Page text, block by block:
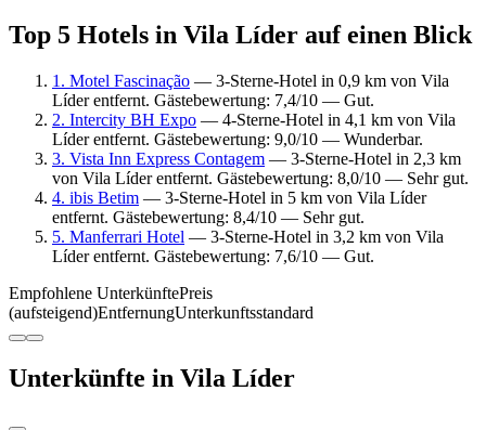
Top 5 Hotels in Vila Líder auf einen Blick
1. Motel Fascinação — 3-Sterne-Hotel in 0,9 km von Vila
Líder entfernt. Gästebewertung: 7,4/10 — Gut.
2. Intercity BH Expo — 4-Sterne-Hotel in 4,1 km von Vila
Líder entfernt. Gästebewertung: 9,0/10 — Wunderbar.
3. Vista Inn Express Contagem — 3-Sterne-Hotel in 2,3 km
von Vila Líder entfernt. Gästebewertung: 8,0/10 — Sehr gut.
4. ibis Betim — 3-Sterne-Hotel in 5 km von Vila Líder
entfernt. Gästebewertung: 8,4/10 — Sehr gut.
5. Manferrari Hotel — 3-Sterne-Hotel in 3,2 km von Vila
Líder entfernt. Gästebewertung: 7,6/10 — Gut.
Empfohlene UnterkünftePreis
(aufsteigend)EntfernungUnterkunftsstandard
Unterkünfte in Vila Líder